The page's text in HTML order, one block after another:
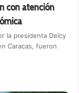
con atención
la presidenta Delcy
Caracas, fueron